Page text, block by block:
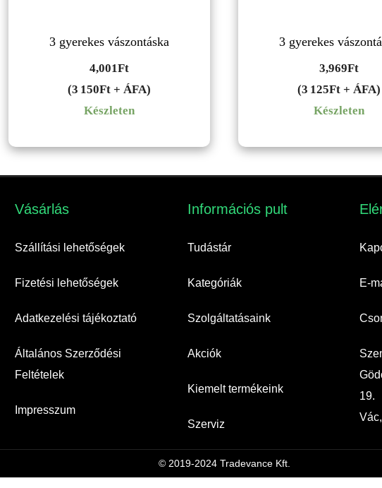
3 gyerekes vászontáska
4,001Ft
(3 150Ft + ÁFA)
Készleten
3 gyerekes
3,969Ft
(3 125Ft + ÁFA)
Készleten
Vásárlás​
Szállítási lehetőségek
Fizetési lehetőségek
Adatkezelési tájékoztató
Általános Szerződési
Feltételek
Impresszum
Információs pult​
Tudástár
Kategóriák
Szolgáltatásaink
Akciók
Kiemelt termékeink
Szerviz
E-
19.
© 2019-2024 Tradevance Kft.